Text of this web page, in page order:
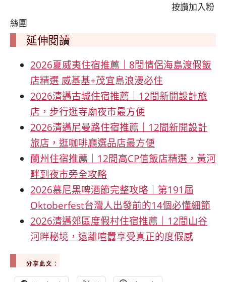
按讚加入粉
絲團
延伸閱讀
2026夏威夷住宿推薦｜8間情侶海島渡假飯
店精選 威基基+茂宜島浪漫必住
2026清邁古城住宿推薦｜12間新開設計旅
店，步行逛寺廟夜市最方便
2026清邁尼曼路住宿推薦｜12間新開設計
旅店，逛咖啡廳選品店最方便
蘭州住宿推薦｜12間高CP值飯店精選，黃河
畔到夜市旁全攻略
2026慕尼黑啤酒節完整攻略｜第191屆
Oktoberfest台灣人出發前的14個必懂細節
2026清邁郊區度假村住宿推薦｜12間山谷
河畔秘境，遠離喧囂享受真正的度假感
分享此文：